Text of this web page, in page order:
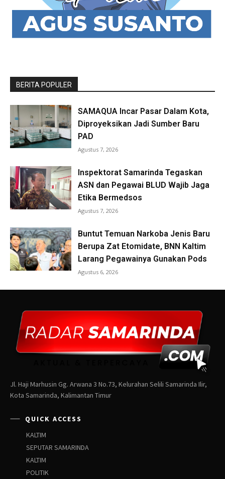
Jl. Haji Marhusin Gg. Arwana 3 No.73, Kelurahan Selili Samarinda Ilir,
Kota Samarinda, Kalimantan Timur
QUICK ACCESS
KALTIM
SEPUTAR SAMARINDA
KALTIM
POLITIK